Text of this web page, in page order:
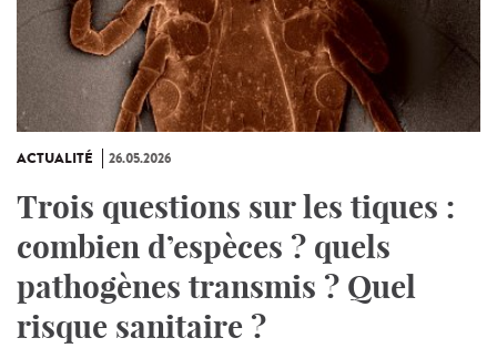
ACTUALITÉ 26.05.2026
Trois questions sur les tiques :
combien d’espèces ? quels
pathogènes transmis ? Quel
risque sanitaire ?